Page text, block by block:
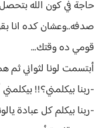
حاجة في كون الله
صدفه..وعشان كده انا
قومي ده وقتك...
أبتسمت لونا لثواني
-ربنا بيكلمني؟!!
-ربنا بيكلم كل عبادة